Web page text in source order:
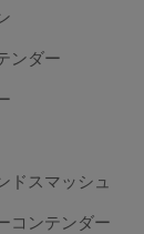
ンダー
ドスマッシュ
コンテンダー